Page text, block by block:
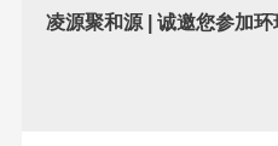
凌源聚和源 | 诚邀您参加